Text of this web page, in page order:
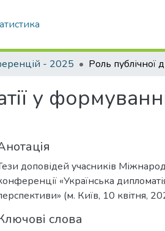
- 2025
у
доповідей учасників
«Українська
(м. Київ, 10 квітня,
слова